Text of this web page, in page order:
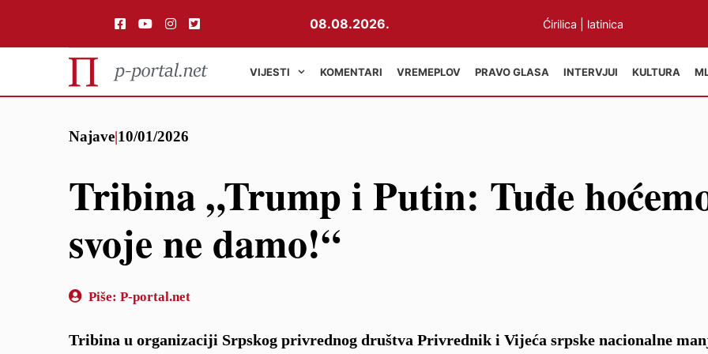
08.08.2026. Ćirilica latinica
VIJESTI KOMENTARI VREMEPLOV PRAVO GLASA INTERVJUI KULTURA
Najave|10/01/2026
Tribina „Trump i Putin: Tuđe
svoje ne damo!“
Piše: P-portal.net
Tribina u organizaciji Srpskog privrednog društva Privrednik i Vijeća srpske nacionalne